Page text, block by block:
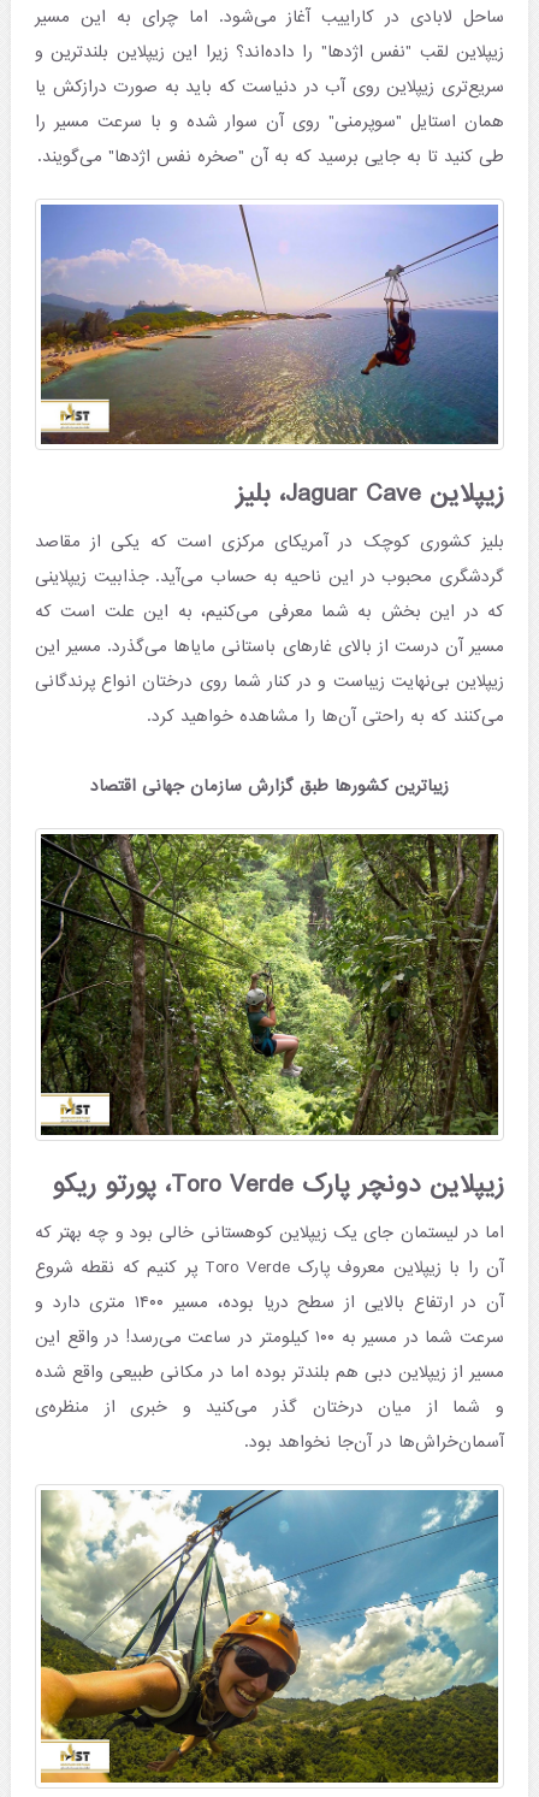
ساحل لابادی در کاراییب آغاز می‌شود. اما چرای به این مسیر
زیپلاین لقب "نفس اژدها" را داده‌اند؟ زیرا این زیپلاین بلندترین و
سریع‌تری زیپلاین روی آب در دنیاست که باید به صورت درازکش یا
همان استایل "سوپرمنی" روی آن سوار شده و با سرعت مسیر را
طی کنید تا به جایی برسید که به آن "صخره نفس اژدها" می‌گویند.
زیپلاین Jaguar Cave، بلیز
بلیز کشوری کوچک در آمریکای مرکزی است که یکی از مقاصد
گردشگری محبوب در این ناحیه به حساب می‌آید. جذابیت زیپلاینی
که در این بخش به شما معرفی می‌کنیم، به این علت است که
مسیر آن درست از بالای غارهای باستانی مایاها می‌گذرد. مسیر این
زیپلاین بی‌نهایت زیباست و در کنار شما روی درختان انواع پرندگانی
می‌کنند که به راحتی آن‌ها را مشاهده خواهید کرد.
زیباترین کشورها طبق گزارش سازمان جهانی اقتصاد
زیپلاین دونچر پارک Toro Verde، پورتو ریکو
اما در لیستمان جای یک زیپلاین کوهستانی خالی بود و چه بهتر که
آن را با زیپلاین معروف پارک Toro Verde پر کنیم که نقطه شروع
آن در ارتفاع بالایی از سطح دریا بوده، مسیر ۱۴۰۰ متری دارد و
سرعت شما در مسیر به ۱۰۰ کیلومتر در ساعت می‌رسد! در واقع این
مسیر از زیپلاین دبی هم بلندتر بوده اما در مکانی طبیعی واقع شده
و شما از میان درختان گذر می‌کنید و خبری از منظره‌ی
آسمان‌خراش‌ها در آن‌جا نخواهد بود.